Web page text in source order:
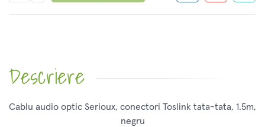
Descriere
Cablu audio optic Serioux, conectori Toslink tata-tata, 1.5m,
negru